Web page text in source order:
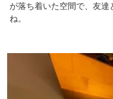
が落ち着いた空間で、友
ね。